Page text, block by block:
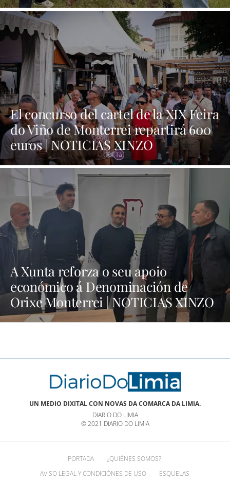
El concurso del cartel de la XIX Feira
do Viño de Monterrei repartirá 600
euros | NOTICIAS XINZO
A Xunta reforza o seu apoio
económico á Denominación de
Orixe Monterrei | NOTICIAS XINZO
UN MEDIO DIXITAL CON NOVAS DA COMARCA DA LIMIA.
DIARIO DO LIMIA
© 2021 DIARIO DO LIMIA
PORTADA
¿QUIÉNES SOMOS?
AVISO LEGAL Y CONDICIÓNES DE USO
ESQUELAS